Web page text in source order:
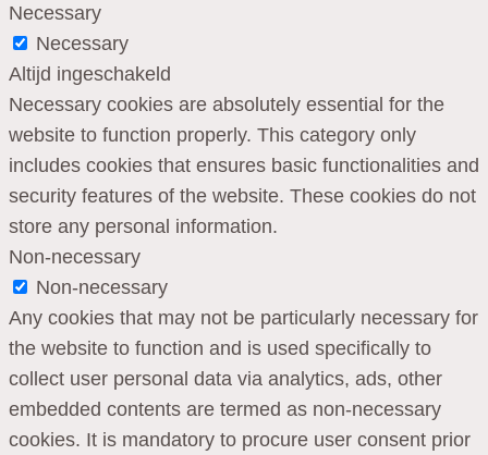
Necessary
Necessary
Altijd ingeschakeld
Necessary cookies are absolutely essential for the
website to function properly. This category only
includes cookies that ensures basic functionalities and
security features of the website. These cookies do not
store any personal information.
Non-necessary
Non-necessary
Any cookies that may not be particularly necessary for
the website to function and is used specifically to
collect user personal data via analytics, ads, other
embedded contents are termed as non-necessary
cookies. It is mandatory to procure user consent prior